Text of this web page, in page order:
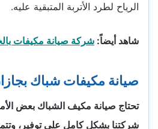
الرياح لطرد الأتربة المتبقية عليه.
شاهد أيضاً: شركة صيانة مكيفات
صيانة مكيفات شباك
تحتاج صيانة مكيف الشباك بعض
شركتنا بشكل كامل على توفير،